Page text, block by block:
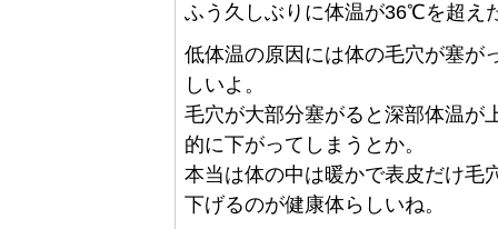
ふう久しぶりに体温が36℃を超え
低体温の原因には体の毛穴が塞が
しいよ。
毛穴が大部分塞がると深部体温が
的に下がってしまうとか。
本当は体の中は暖かで表皮だけ毛
下げるのが健康体らしいね。